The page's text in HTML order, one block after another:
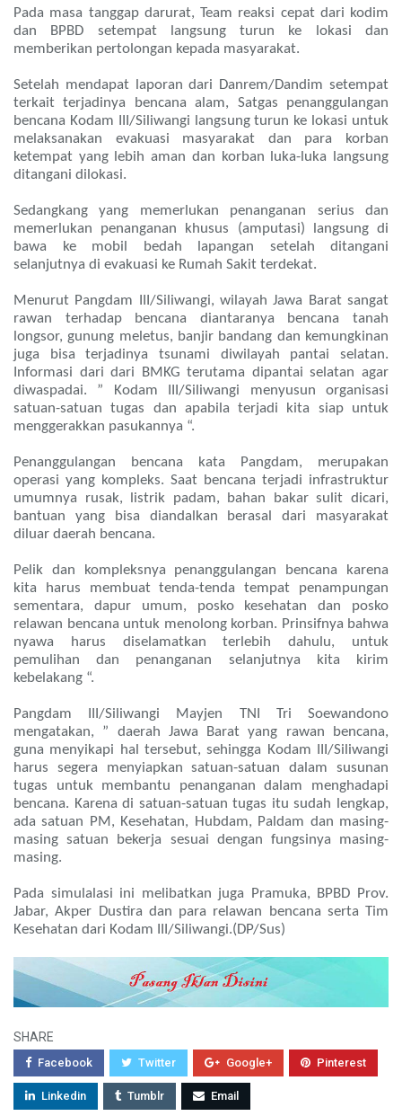
Pada masa tanggap darurat, Team reaksi cepat dari kodim
dan BPBD setempat langsung turun ke lokasi dan
memberikan pertolongan kepada masyarakat.
Setelah mendapat laporan dari Danrem/Dandim setempat
terkait terjadinya bencana alam, Satgas penanggulangan
bencana Kodam III/Siliwangi langsung turun ke lokasi untuk
melaksanakan evakuasi masyarakat dan para korban
ketempat yang lebih aman dan korban luka-luka langsung
ditangani dilokasi.
Sedangkang yang memerlukan penanganan serius dan
memerlukan penanganan khusus (amputasi) langsung di
bawa ke mobil bedah lapangan setelah ditangani
selanjutnya di evakuasi ke Rumah Sakit terdekat.
Menurut Pangdam III/Siliwangi, wilayah Jawa Barat sangat
rawan terhadap bencana diantaranya bencana tanah
longsor, gunung meletus, banjir bandang dan kemungkinan
juga bisa terjadinya tsunami diwilayah pantai selatan.
Informasi dari dari BMKG terutama dipantai selatan agar
diwaspadai. ” Kodam III/Siliwangi menyusun organisasi
satuan-satuan tugas dan apabila terjadi kita siap untuk
menggerakkan pasukannya “.
Penanggulangan bencana kata Pangdam, merupakan
operasi yang kompleks. Saat bencana terjadi infrastruktur
umumnya rusak, listrik padam, bahan bakar sulit dicari,
bantuan yang bisa diandalkan berasal dari masyarakat
diluar daerah bencana.
Pelik dan kompleksnya penanggulangan bencana karena
kita harus membuat tenda-tenda tempat penampungan
sementara, dapur umum, posko kesehatan dan posko
relawan bencana untuk menolong korban. Prinsifnya bahwa
nyawa harus diselamatkan terlebih dahulu, untuk
pemulihan dan penanganan selanjutnya kita kirim
kebelakang “.
Pangdam III/Siliwangi Mayjen TNI Tri Soewandono
mengatakan, ” daerah Jawa Barat yang rawan bencana,
guna menyikapi hal tersebut, sehingga Kodam III/Siliwangi
harus segera menyiapkan satuan-satuan dalam susunan
tugas untuk membantu penanganan dalam menghadapi
bencana. Karena di satuan-satuan tugas itu sudah lengkap,
ada satuan PM, Kesehatan, Hubdam, Paldam dan masing-
masing satuan bekerja sesuai dengan fungsinya masing-
masing.
Pada simulalasi ini melibatkan juga Pramuka, BPBD Prov.
Jabar, Akper Dustira dan para relawan bencana serta Tim
Kesehatan dari Kodam III/Siliwangi.(DP/Sus)
SHARE
Facebook Twitter Google+ Pinterest
Linkedin Tumblr Email